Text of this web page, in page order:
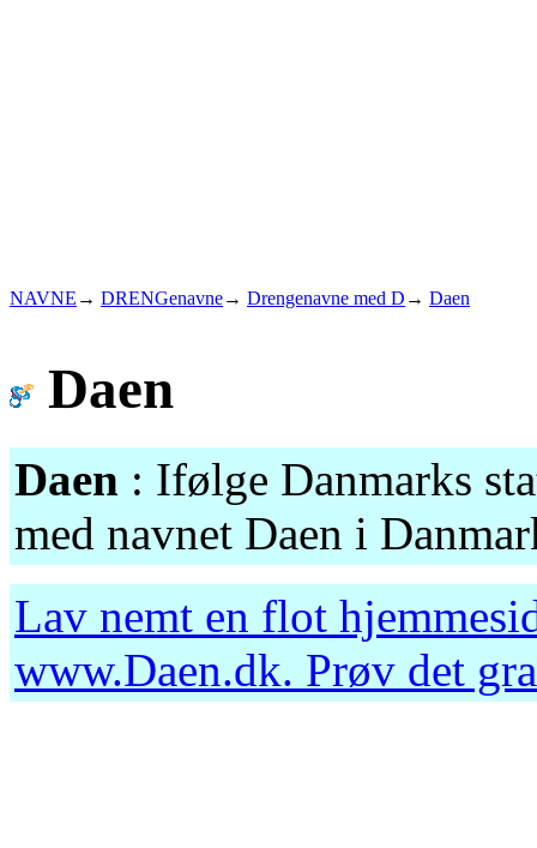
NAVNE → DRENGenavne→ Drengenavne med D → Daen
Daen
Daen : Ifølge Danmarks
med navnet Daen i
Lav nemt en flot
www.Daen.dk. Prøv det